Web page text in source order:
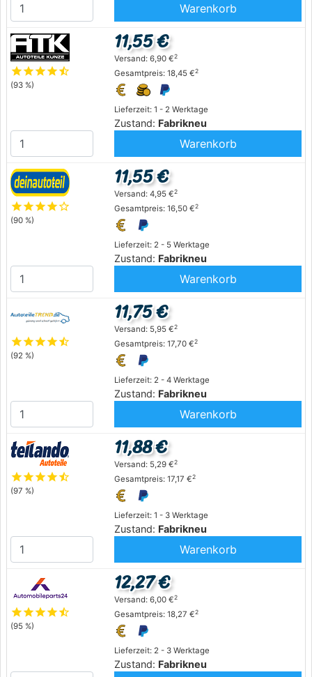
Warenkorb
starstarstarstarstar_half
(93 %)
Lieferzeit: 1 - 2 Werktage
Zustand: Fabrikneu
11,55 €
Versand: 6,90 €2
Gesamtpreis: 18,45 €2
Warenkorb
starstarstarstarstar_outline
(90 %)
Lieferzeit: 2 - 5 Werktage
Zustand: Fabrikneu
11,55 €
Versand: 4,95 €2
Gesamtpreis: 16,50 €2
Warenkorb
starstarstarstarstar_half
(92 %)
Lieferzeit: 2 - 4 Werktage
Zustand: Fabrikneu
11,75 €
Versand: 5,95 €2
Gesamtpreis: 17,70 €2
Warenkorb
starstarstarstarstar_half
(97 %)
Lieferzeit: 1 - 3 Werktage
Zustand: Fabrikneu
11,88 €
Versand: 5,29 €2
Gesamtpreis: 17,17 €2
Warenkorb
starstarstarstarstar_half
(95 %)
Lieferzeit: 2 - 3 Werktage
Zustand: Fabrikneu
12,27 €
Versand: 6,00 €2
Gesamtpreis: 18,27 €2